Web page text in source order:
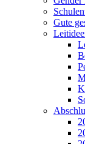
Gute